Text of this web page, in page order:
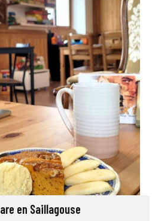
en Saillagouse